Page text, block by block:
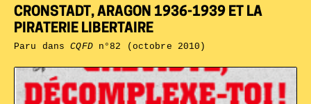
CRONSTADT, ARAGON 1936-1939 ET LA
PIRATERIE LIBERTAIRE
Paru dansCQFDn°82 (octobre 2010)